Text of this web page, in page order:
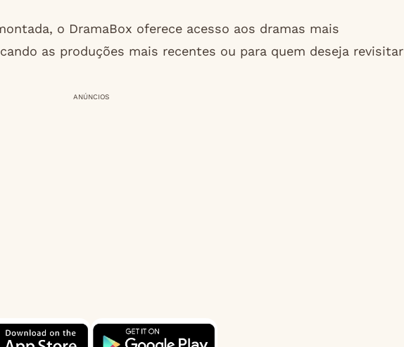
o DramaBox oferece acesso aos dramas mais
as produções mais recentes ou para quem deseja revisitar
ANÚNCIOS